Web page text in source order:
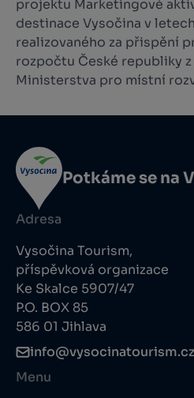
projektu Marketingové
destinace Vysočina v
realizovaného za přispění
rozpočtu České republiky
Ministerstva pro místní
Potkáme se na
Adresa
Vysočina Tourism,
příspěvková organizace
Ke Skalce 5907/47
P.O. BOX 85
586 01 Jihlava
info@vysocinatourism.cz
Menu